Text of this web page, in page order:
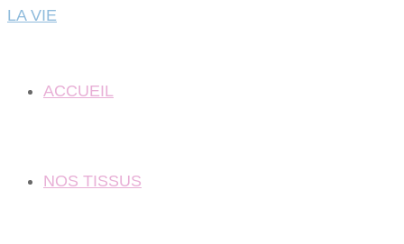
ACCUEIL
NOS TISSUS